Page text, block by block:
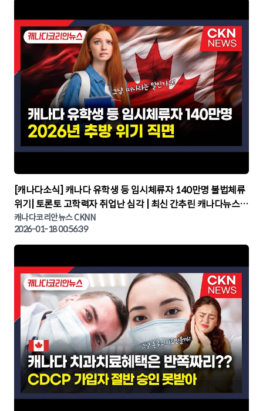
▶
[캐나다소식] 캐나다 유학생 등 임시체류자 140만명 불법체류
위기| 토론토 고학력자 취업난 심각 | 최신 간추린 캐나다뉴스 |
CKNNEWS, 캐나다코리안뉴스
캐나다코리안뉴스 CKNN
2026-01-18 00:56:39